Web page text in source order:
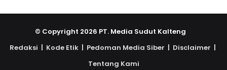
© Copyright 2026 PT. Media Sudut Kalteng
Redaksi | Kode Etik | Pedoman Media Siber | Disclaimer |
Tentang Kami